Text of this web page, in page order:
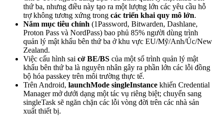
thứ ba, nhưng điều này tạo ra một lượng lớn các yêu cầu hỗ
trợ không tương xứng trong các triển khai quy mô lớn.
Năm mục tiêu chính (1Password, Bitwarden, Dashlane,
Proton Pass và NordPass) bao phủ 85% người dùng trình
quản lý mật khẩu bên thứ ba ở khu vực EU/Mỹ/Anh/Úc/New
Zealand.
Việc cấu hình sai cờ BE/BS của một số trình quản lý mật
khẩu bên thứ ba là nguyên nhân gây ra phần lớn các lỗi đồng
bộ hóa passkey trên môi trường thực tế.
Trên Android, launchMode singleInstance khiến Credential
Manager mở dưới dạng một tác vụ riêng biệt; chuyển sang
singleTask sẽ ngăn chặn các lỗi vòng đời trên các nhà sản
xuất thiết bị.